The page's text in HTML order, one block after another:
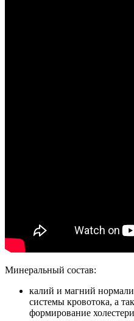
Минеральный состав:
калий и магний
системы кровотока, а
формирование